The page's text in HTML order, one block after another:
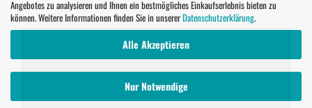
Angebotes zu analysieren und Ihnen ein bestmögliches Einkaufserlebnis bieten zu
können. Weitere Informationen finden Sie in unsererDatenschutzerklärung.
Alle Akzeptieren
Nur Notwendige